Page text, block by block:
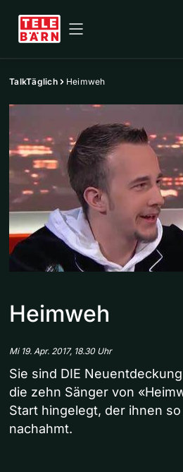
TalkTäglich Heimweh
Heimweh
Mi 19. Apr. 2017, 18.30 Uhr
Sie sind DIE
die zehn Sänger von
Start hingelegt, der ihnen
nachahmt.